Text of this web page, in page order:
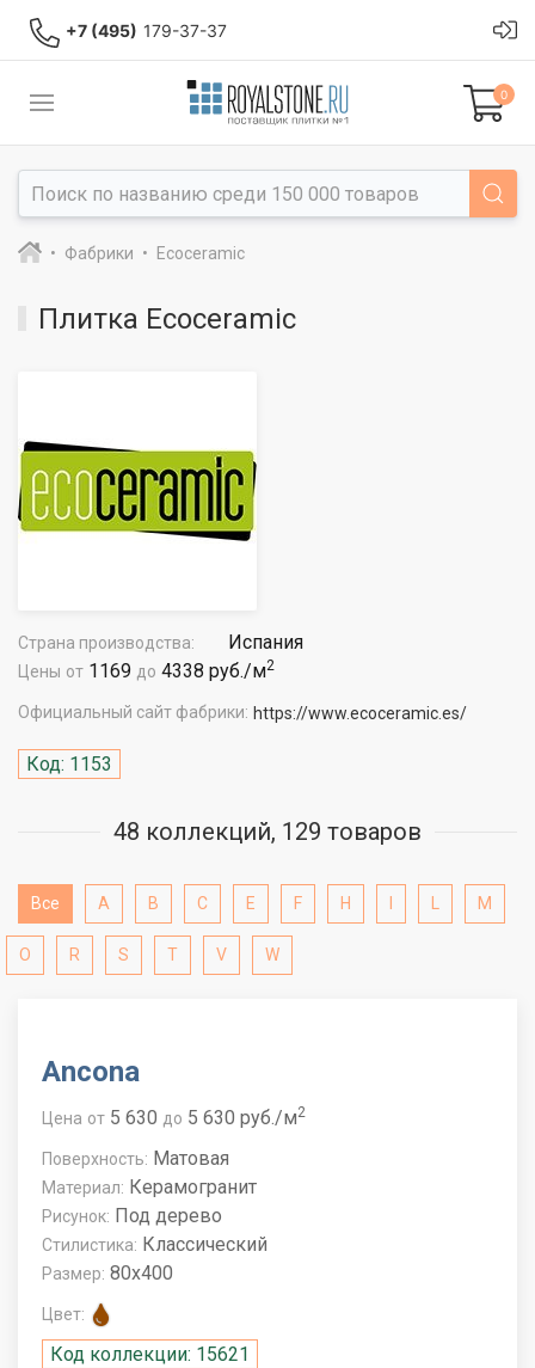
+7 (495) 179-37-37
0
Фабрики Ecoceramic
Плитка Ecoceramic
Страна производства: Испания
Цены от 1169 до 4338 руб./м2
Официальный сайт фабрики: https://www.ecoceramic.es/
Код: 1153
48 коллекций, 129 товаров
Все A B C E F H L M
O R S T V W
Ancona
Цена от 5 630 до 5 630 руб./м2
Поверхность: Матовая
Материал: Керамогранит
Рисунок: Под дерево
Стилистика: Классический
Размер: 80x400
Цвет:
Код коллекции: 15621